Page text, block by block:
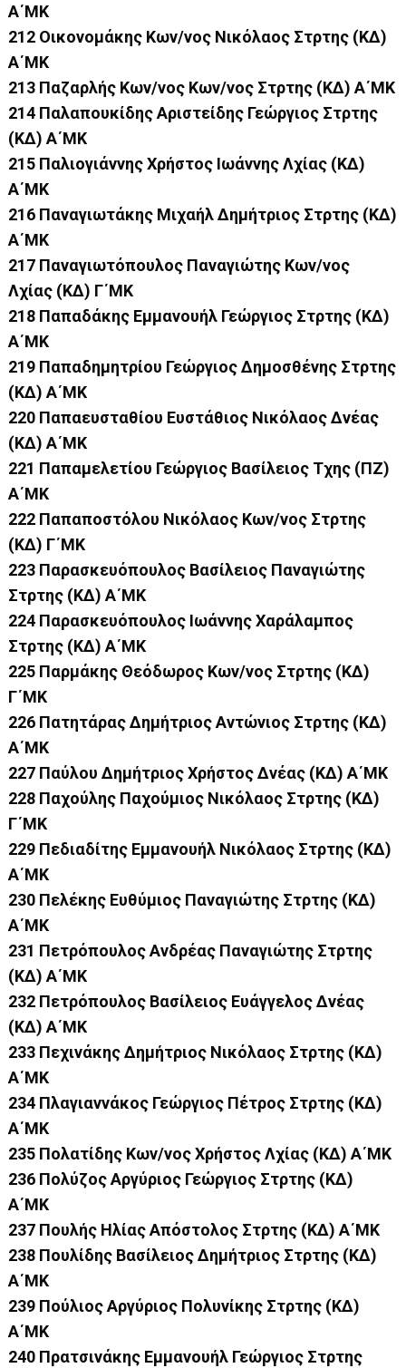
Α΄ΜΚ
212 Οικονομάκης Κων/νος Νικόλαος Στρτης (ΚΔ)
Α΄ΜΚ
213 Παζαρλής Κων/νος Κων/νος Στρτης (ΚΔ) Α΄ΜΚ
214 Παλαπουκίδης Αριστείδης Γεώργιος Στρτης
(ΚΔ) Α΄ΜΚ
215 Παλιογιάννης Χρήστος Ιωάννης Λχίας (ΚΔ)
Α΄ΜΚ
216 Παναγιωτάκης Μιχαήλ Δημήτριος Στρτης (ΚΔ)
Α΄ΜΚ
217 Παναγιωτόπουλος Παναγιώτης Κων/νος
Λχίας (ΚΔ) Γ΄ΜΚ
218 Παπαδάκης Εμμανουήλ Γεώργιος Στρτης (ΚΔ)
Α΄ΜΚ
219 Παπαδημητρίου Γεώργιος Δημοσθένης Στρτης
(ΚΔ) Α΄ΜΚ
220 Παπαευσταθίου Ευστάθιος Νικόλαος Δνέας
(ΚΔ) Α΄ΜΚ
221 Παπαμελετίου Γεώργιος Βασίλειος Τχης (ΠΖ)
Α΄ΜΚ
222 Παπαποστόλου Νικόλαος Κων/νος Στρτης
(ΚΔ) Γ΄ΜΚ
223 Παρασκευόπουλος Βασίλειος Παναγιώτης
Στρτης (ΚΔ) Α΄ΜΚ
224 Παρασκευόπουλος Ιωάννης Χαράλαμπος
Στρτης (ΚΔ) Α΄ΜΚ
225 Παρμάκης Θεόδωρος Κων/νος Στρτης (ΚΔ)
Γ΄ΜΚ
226 Πατητάρας Δημήτριος Αντώνιος Στρτης (ΚΔ)
Α΄ΜΚ
227 Παύλου Δημήτριος Χρήστος Δνέας (ΚΔ) Α΄ΜΚ
228 Παχούλης Παχούμιος Νικόλαος Στρτης (ΚΔ)
Γ΄ΜΚ
229 Πεδιαδίτης Εμμανουήλ Νικόλαος Στρτης (ΚΔ)
Α΄ΜΚ
230 Πελέκης Ευθύμιος Παναγιώτης Στρτης (ΚΔ)
Α΄ΜΚ
231 Πετρόπουλος Ανδρέας Παναγιώτης Στρτης
(ΚΔ) Α΄ΜΚ
232 Πετρόπουλος Βασίλειος Ευάγγελος Δνέας
(ΚΔ) Α΄ΜΚ
233 Πεχινάκης Δημήτριος Νικόλαος Στρτης (ΚΔ)
Α΄ΜΚ
234 Πλαγιαννάκος Γεώργιος Πέτρος Στρτης (ΚΔ)
Α΄ΜΚ
235 Πολατίδης Κων/νος Χρήστος Λχίας (ΚΔ) Α΄ΜΚ
236 Πολύζος Αργύριος Γεώργιος Στρτης (ΚΔ)
Α΄ΜΚ
237 Πουλής Ηλίας Απόστολος Στρτης (ΚΔ) Α΄ΜΚ
238 Πουλίδης Βασίλειος Δημήτριος Στρτης (ΚΔ)
Α΄ΜΚ
239 Πούλιος Αργύριος Πολυνίκης Στρτης (ΚΔ)
Α΄ΜΚ
240 Πρατσινάκης Εμμανουήλ Γεώργιος Στρτης